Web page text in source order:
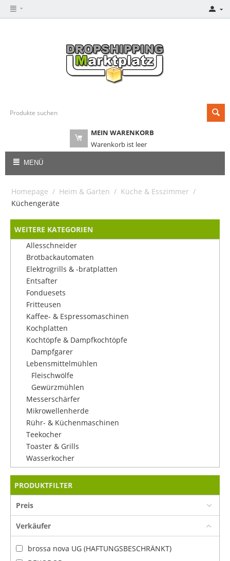
MEIN WARENKORB
Warenkorb ist leer
MENÜ
Homepage / Heim & Garten / Küche & Esszimmer /
Küchengeräte
WEITERE KATEGORIEN
Allesschneider
Brotbackautomaten
Elektrogrills & -bratplatten
Entsafter
Fonduesets
Fritteusen
Kaffee- & Espressomaschinen
Kochplatten
Kochtöpfe & Dampfkochtöpfe
Dampfgarer
Lebensmittelmühlen
Fleischwölfe
Gewürzmühlen
Messerschärfer
Mikrowellenherde
Rühr- & Küchenmaschinen
Teekocher
Toaster & Grills
Wasserkocher
PRODUKTFILTER
Preis
Verkäufer
brossa nova UG (HAFTUNGSBESCHRÄNKT)